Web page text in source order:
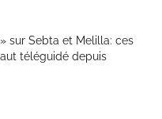
sur Sebta et Melilla: ces
téléguidé depuis